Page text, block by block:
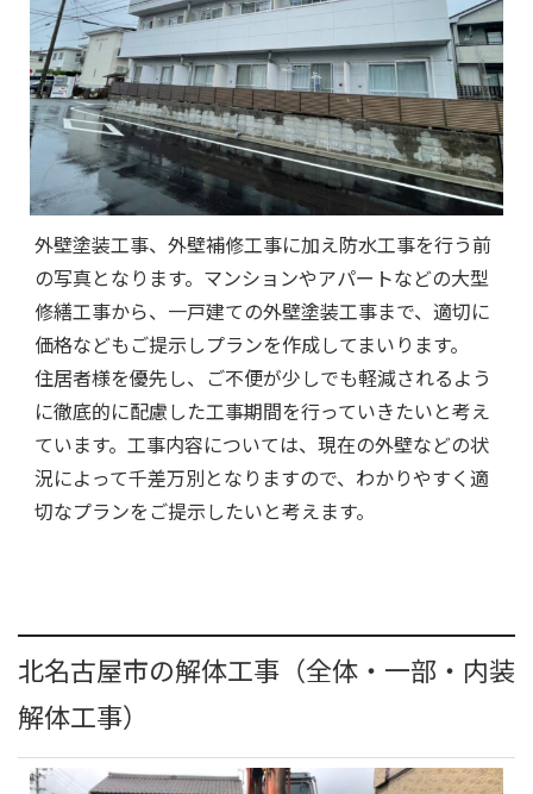
外壁塗装工事、外壁補修工事に加え防水工事を行う前
の写真となります。マンションやアパートなどの大型
修繕工事から、一戸建ての外壁塗装工事まで、適切に
価格などもご提示しプランを作成してまいります。
住居者様を優先し、ご不便が少しでも軽減されるよう
に徹底的に配慮した工事期間を行っていきたいと考え
ています。工事内容については、現在の外壁などの状
況によって千差万別となりますので、わかりやすく適
切なプランをご提示したいと考えます。
北名古屋市の解体工事（全体・一部・内装
解体工事）